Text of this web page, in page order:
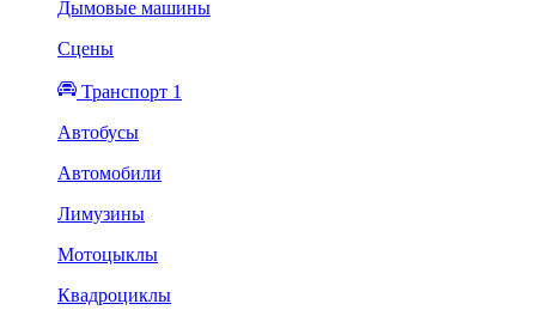
Дымовые машины
Сцены
Транспорт 1
Автобусы
Автомобили
Лимузины
Мотоцыклы
Квадроциклы